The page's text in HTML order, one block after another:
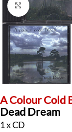
Klick zum
A Colour Cold
Dead Dream
1 x CD